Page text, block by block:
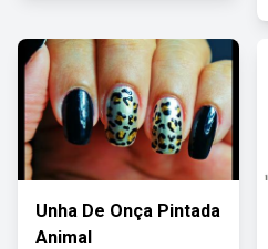
Unha De Onça Pintada
Animal